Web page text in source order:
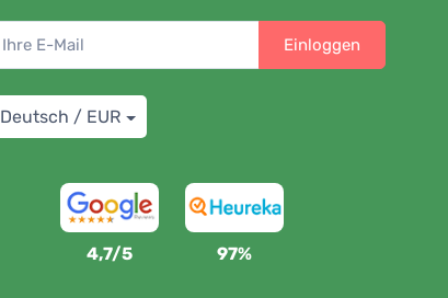
Einloggen
Deutsch / EUR
4,7/5 97%